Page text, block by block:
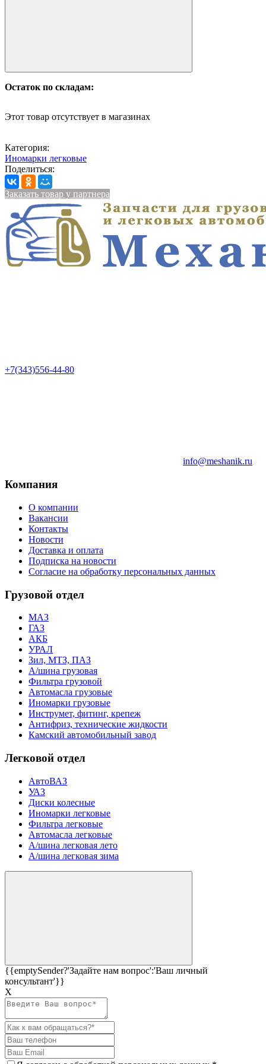
Остаток по складам:
Этот товар отсутствует в магазинах
Категория:
Иномарки легковые
Поделиться:
Заказать товар у партнера
+7(343)556-44-80
info@meshanik.ru
Компания
О компании
Вакансии
Контакты
Новости
Доставка и оплата
Подписка на новости
Согласие на обработку персональных данных
Грузовой отдел
МАЗ
ГАЗ
АКБ
УРАЛ
Зил, МТЗ, ПАЗ
А/шина грузовая
Фильтра грузовой
Автомасла грузовые
Иномарки грузовые
Инструмет, фитинг, крепеж
Антифриз, технические жидкости
Камский автомобильный завод
Легковой отдел
АвтоВАЗ
УАЗ
Диски колесные
Иномарки легковые
Фильтра легковые
Автомасла легковые
А/шина легковая лето
А/шина легковая зима
{{emptySender?'Задайте нам вопрос':'Ваш личный
консультант'}}
Х